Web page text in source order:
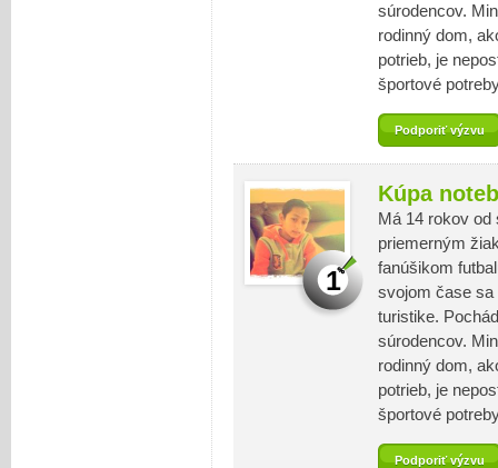
súrodencov.
rodinný dom,
potrieb, je
športové
Podporiť výzvu
1
Kúpa
Má 14 rokov od
priemerným
fanúšikom
svojom čase
turistike.
súrodencov.
rodinný dom,
potrieb, je
športové
Podporiť výzvu